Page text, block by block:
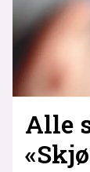
Alle